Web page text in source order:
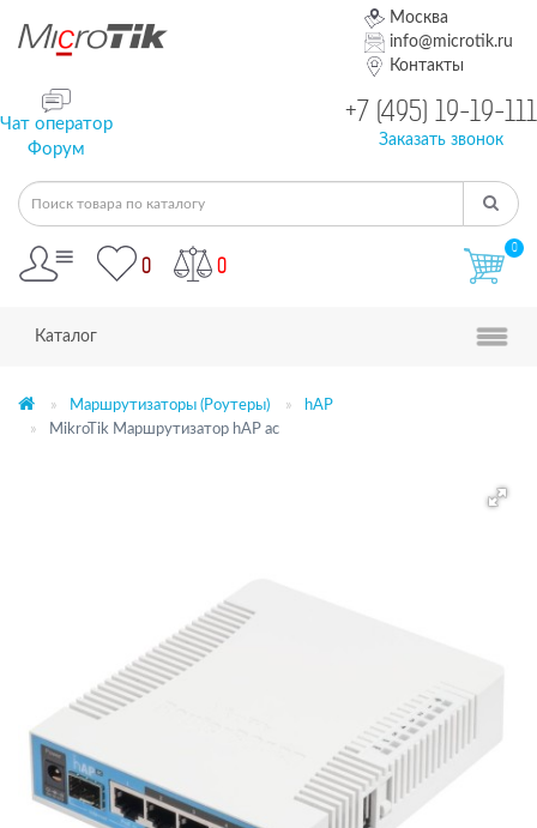
Москва
info@microtik.ru
Контакты
Чат оператор
Форум
+7 (495) 19-19-111
Заказать звонок
0 0
0
Каталог
Маршрутизаторы (Роутеры)
hAP
MikroTik Маршрутизатор hAP ac